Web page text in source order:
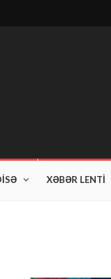
XƏBƏR LENTİ